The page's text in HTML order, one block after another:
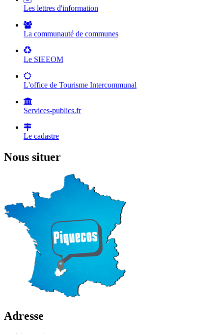
Les lettres d'information
La communauté de communes
Le SIEEOM
L'office de Tourisme Intercommunal
Services-publics.fr
Le cadastre
Nous situer
Adresse